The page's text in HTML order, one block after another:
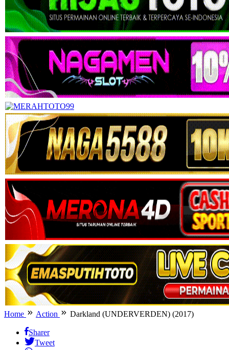
Home Action Darkland (UNDERVERDEN) (2017)
Sharer
Tweet